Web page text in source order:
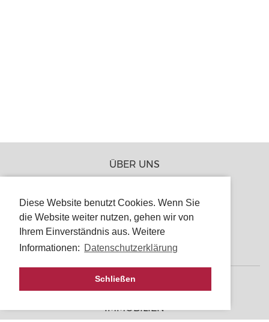
Diese Website benutzt Cookies. Wenn Sie
die Website weiter nutzen, gehen wir von
Ihrem Einverständnis aus. Weitere
Informationen: Datenschutzerklärung
Schließen
ÜBER UNS
PRESSE
PARTNER
KONTAKT
PROJEKTE
IMMOBILIEN